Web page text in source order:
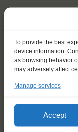
To provide the best
device information.
as browsing behavior
may adversely affect
Manage services
Accept